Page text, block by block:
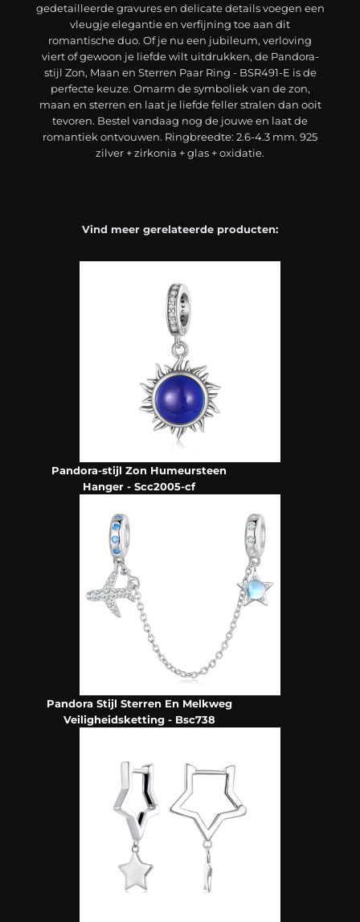
gedetailleerde gravures en delicate details voegen een
vleugje elegantie en verfijning toe aan dit
romantische duo. Of je nu een jubileum, verloving
viert of gewoon je liefde wilt uitdrukken, de Pandora-
stijl Zon, Maan en Sterren Paar Ring - BSR491-E is de
perfecte keuze. Omarm de symboliek van de zon,
maan en sterren en laat je liefde feller stralen dan ooit
tevoren. Bestel vandaag nog de jouwe en laat de
romantiek ontvouwen. Ringbreedte: 2.6-4.3 mm. 925
zilver + zirkonia + glas + oxidatie.
Vind meer gerelateerde producten:
Pandora-stijl Zon Humeursteen
Hanger - Scc2005-cf
Pandora Stijl Sterren En Melkweg
Veiligheidsketting - Bsc738